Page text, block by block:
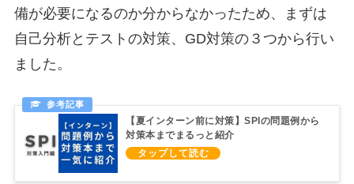
備が必要になるのか分からなかったため、まずは
自己分析とテストの対策、GD対策の３つから行い
ました。
【夏インターン前に対策】SPIの問題例から
対策本までまるっと紹介